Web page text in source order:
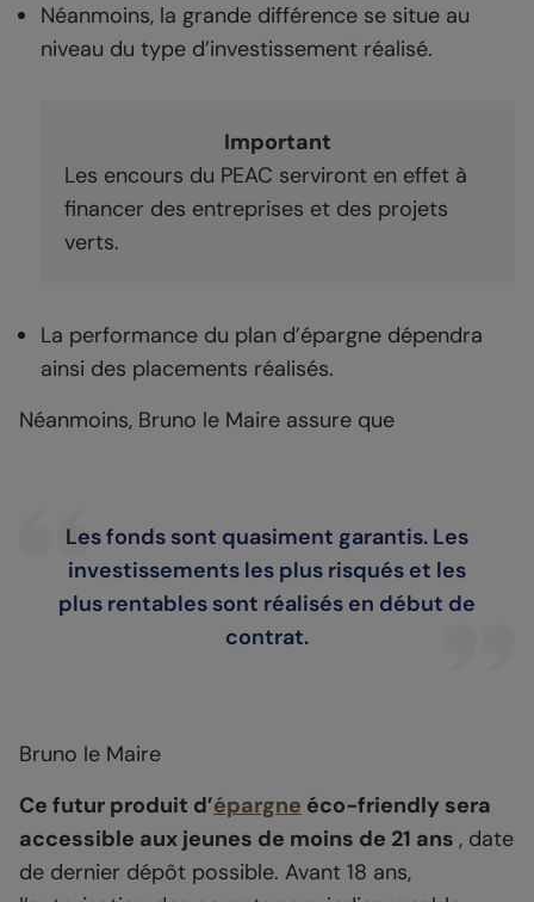
Néanmoins, la grande différence se situe au
niveau du type d’investissement réalisé.
Important
Les encours du PEAC serviront en effet à
financer des entreprises et des projets
verts.
La performance du plan d’épargne dépendra
ainsi des placements réalisés.
Néanmoins, Bruno le Maire assure que
Les fonds sont quasiment garantis. Les
investissements les plus risqués et les
plus rentables sont réalisés en début de
contrat.
Bruno le Maire
Ce futur produit d’épargne éco-friendly sera
accessible aux jeunes de moins de 21 ans , date
de dernier dépôt possible. Avant 18 ans,